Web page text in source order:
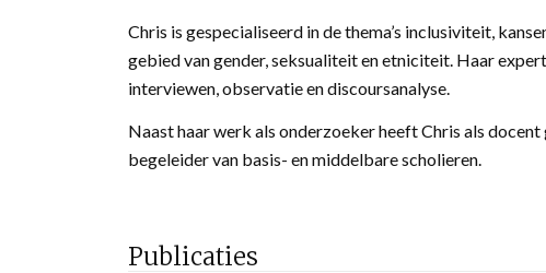
Chris is gespecialiseerd in de thema’s inclusiviteit,
gebied van gender, seksualiteit en etniciteit. Haar
interviewen, observatie en discoursanalyse.
Naast haar werk als onderzoeker heeft Chris als
begeleider van basis- en middelbare scholieren.
Publicaties